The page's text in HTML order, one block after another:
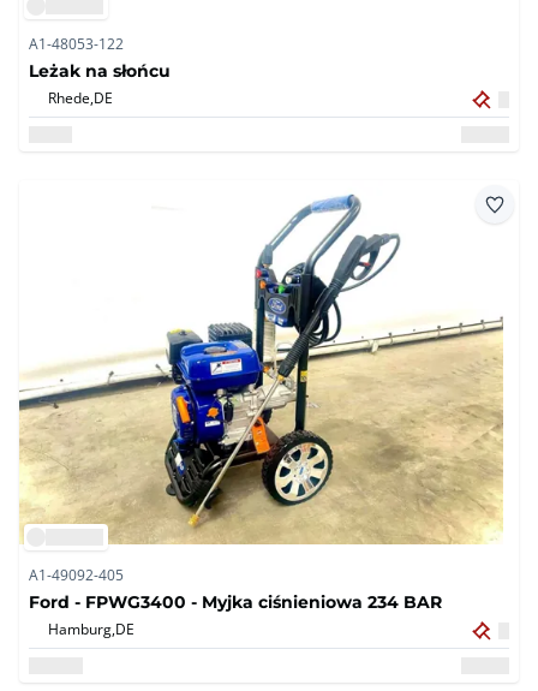
A1-48053-122
Leżak na słońcu
Rhede,DE
A1-49092-405
Ford - FPWG3400 - Myjka ciśnieniowa 234 BAR
Hamburg,DE